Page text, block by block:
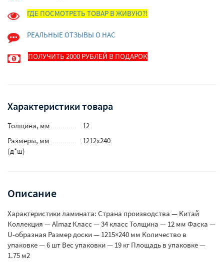
ГДЕ ПОСМОТРЕТЬ ТОВАР В ЖИВУЮ?!
РЕАЛЬНЫЕ ОТЗЫВЫ О НАС
ПОЛУЧИТЬ 2000 РУБЛЕЙ В ПОДАРОК
Характеристики товара
Толщина, мм
12
Размеры, мм
(д*ш)
1212х240
Описание
Характеристики ламината: Страна производства — Китай
Коллекция — Almaz Класс — 34 класс Толщина — 12 мм Фаска —
U-образная Размер доски — 1215×240 мм Количество в
упаковке — 6 шт Вес упаковки — 19 кг Площадь в упаковке —
1.75 м2